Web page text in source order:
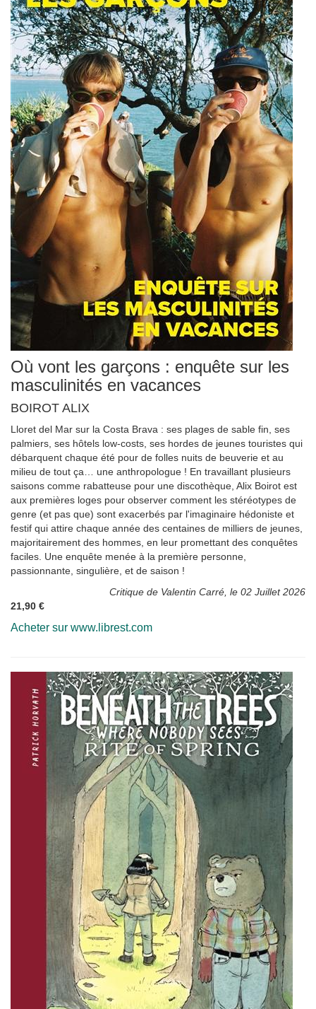
Où vont les garçons : enquête sur les
masculinités en vacances
BOIROT ALIX
Lloret del Mar sur la Costa Brava : ses plages de sable fin, ses
palmiers, ses hôtels low-costs, ses hordes de jeunes touristes qui
débarquent chaque été pour de folles nuits de beuverie et au
milieu de tout ça… une anthropologue ! En travaillant plusieurs
saisons comme rabatteuse pour une discothèque, Alix Boirot est
aux premières loges pour observer comment les stéréotypes de
genre (et pas que) sont exacerbés par l'imaginaire hédoniste et
festif qui attire chaque année des centaines de milliers de jeunes,
majoritairement des hommes, en leur promettant des conquêtes
faciles. Une enquête menée à la première personne,
passionnante, singulière, et de saison !
Critique de Valentin Carré, le 02 Juillet 2026
21,90 €
Acheter sur www.librest.com